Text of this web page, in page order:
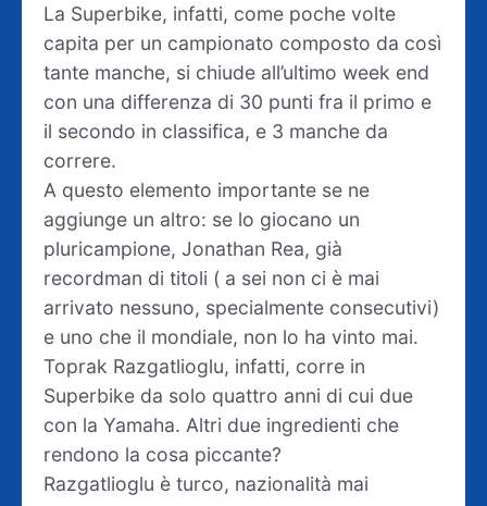
La Superbike, infatti, come poche volte
capita per un campionato composto da così
tante manche, si chiude all’ultimo week end
con una differenza di 30 punti fra il primo e
il secondo in classifica, e 3 manche da
correre.
A questo elemento importante se ne
aggiunge un altro: se lo giocano un
pluricampione, Jonathan Rea, già
recordman di titoli ( a sei non ci è mai
arrivato nessuno, specialmente consecutivi)
e uno che il mondiale, non lo ha vinto mai.
Toprak Razgatlioglu, infatti, corre in
Superbike da solo quattro anni di cui due
con la Yamaha. Altri due ingredienti che
rendono la cosa piccante?
Razgatlioglu è turco, nazionalità mai